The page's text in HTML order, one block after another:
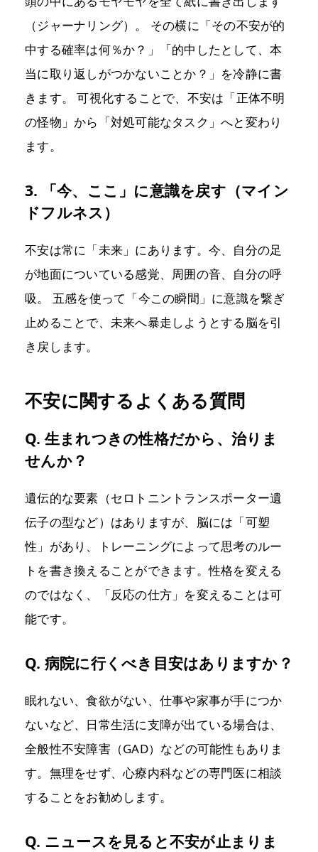
（ジャーナリング）。 その横に「その不安が的
中する確率は何％か？」「的中したとして、本
当に取り返しがつかないことか？」を冷静に書
きます。 可視化することで、不安は「正体不明
の怪物」から「対処可能なタスク」へと変わり
ます。
3. 「今、ここ」に意識を戻す（マイン
ドフルネス）
不安は常に「未来」にあります。今、自分の足
が地面についている感覚、周囲の音、自分の呼
吸。 五感を使って「今この瞬間」に意識を繋ぎ
止めることで、未来へ暴走しようとする脳を引
き戻します。
不安に関するよくある質問
Q. 生まれつきの性格だから、治りま
せんか？
遺伝的な要素（セロトニントランスポーター遺
伝子の型など）はありますが、脳には「可塑
性」があり、トレーニングによって思考のルー
トを書き換えることができます。性格を変える
のではなく、「反応の仕方」を変えることは可
能です。
Q. 病院に行くべき目安はありますか？
眠れない、食欲がない、仕事や家事が手につか
ないなど、日常生活に支障が出ている場合は、
全般性不安障害（GAD）などの可能性もありま
す。無理をせず、心療内科などの専門医に相談
することをお勧めします。
Q. ニュースを見ると不安が止まりま